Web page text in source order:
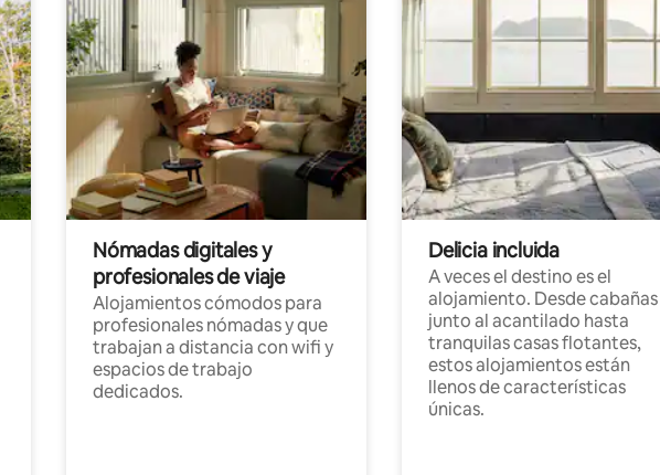
Nómadas digitales y
profesionales de viaje
Alojamientos cómodos para
profesionales nómadas y que
trabajan a distancia con wifi y
espacios de trabajo
dedicados.
Delicia incluida
A veces el destino es el
alojamiento. Desde cabañas
junto al acantilado hasta
tranquilas casas flotantes,
estos alojamientos están
llenos de características
únicas.